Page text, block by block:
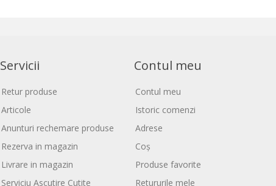
Servicii
Retur produse
Articole
Anunturi rechemare produse
Rezerva in magazin
Livrare in magazin
Serviciu Ascutire Cutite
Contul meu
Contul meu
Istoric comenzi
Adrese
Coș
Produse favorite
Retururile mele